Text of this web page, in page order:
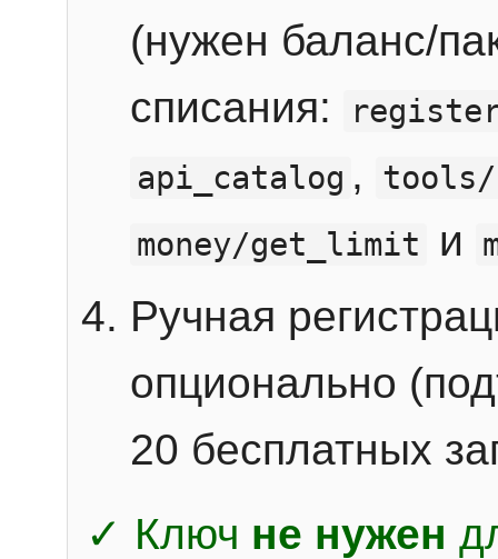
(нужен баланс/
списания:
api_catalog ,
money/get_limit
и
Ручная
опционально
20 бесплатных
✓ Ключ не нужен